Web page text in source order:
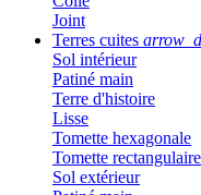
Joint
Terres cuites
Sol intérieur
Patiné main
Terre d'histoire
Lisse
Tomette hexagonale
Tomette rectangulaire
Sol extérieur